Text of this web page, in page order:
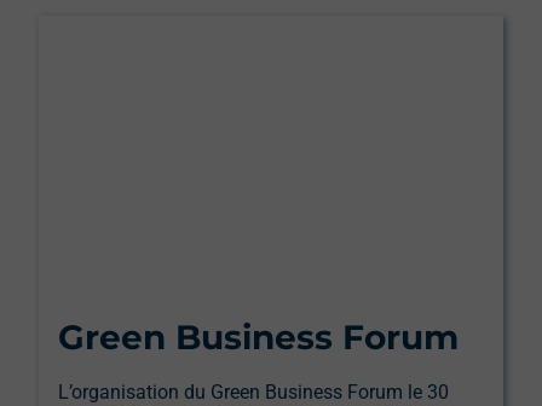
Green Business Forum
L’organisation du Green Business Forum le 30